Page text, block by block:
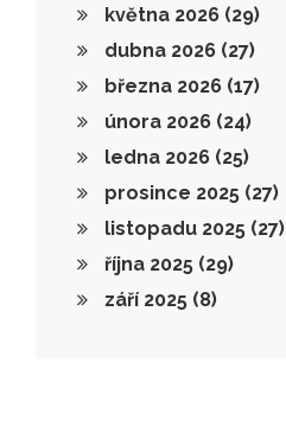
května 2026 (29)
dubna 2026 (27)
března 2026 (17)
února 2026 (24)
ledna 2026 (25)
prosince 2025 (27)
listopadu 2025 (27)
října 2025 (29)
září 2025 (8)